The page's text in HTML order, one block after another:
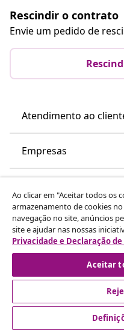
Rescindir o contrato
Envie um pedido de
Atendimento ao
Empresas
Descubra mais
© 2008-2026 vidaXL
Ao clicar em "Aceitar todos os
armazenamento de cookies
navegação no site, anúncios
site e ajudar nas nossas
Privacidade e Declaração de
Aceitar